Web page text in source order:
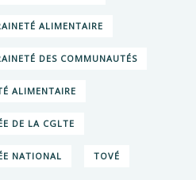
ALIMENTAIRE
DES COMMUNAUTÉS
ALIMENTAIRE
DE LA CGLTE
NATIONAL TOVÉ